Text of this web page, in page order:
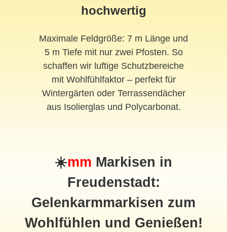
hochwertig
Maximale Feldgröße: 7 m Länge und
5 m Tiefe mit nur zwei Pfosten. So
schaffen wir luftige Schutzbereiche
mit Wohlfühlfaktor – perfekt für
Wintergärten oder Terrassendächer
aus Isolierglas und Polycarbonat.
☀️mm Markisen in
Freudenstadt:
Gelenkarmmarkisen zum
Wohlfühlen und Genießen!